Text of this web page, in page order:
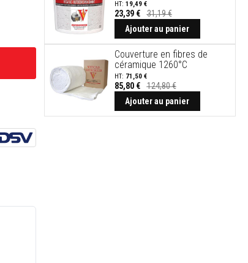
23,39 €
19,49 €
31,19 €
Ajouter au panier
Couverture en fibres de
céramique 1260°C
85,80 €
71,50 €
124,80 €
Ajouter au panier